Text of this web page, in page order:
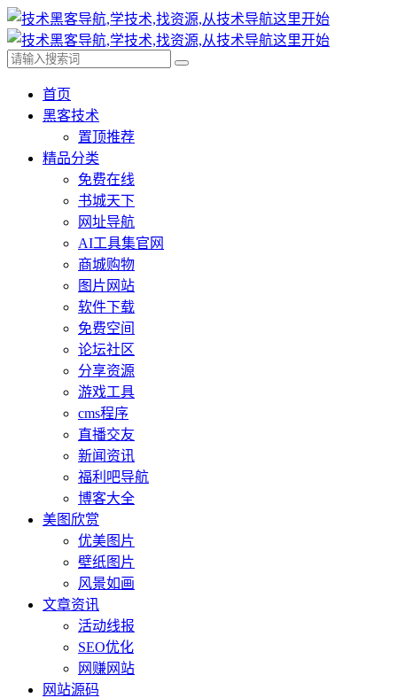
首页
黑客技术
置顶推荐
精品分类
免费在线
书城天下
网址导航
AI工具集官网
商城购物
图片网站
软件下载
免费空间
论坛社区
分享资源
游戏工具
cms程序
直播交友
新闻资讯
福利吧导航
博客大全
美图欣赏
优美图片
壁纸图片
风景如画
文章资讯
活动线报
SEO优化
网赚网站
网站源码